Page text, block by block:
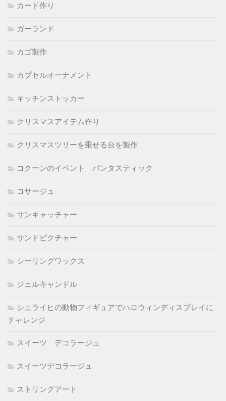
カード作り
ガーランド
カゴ製作
カプセルオーナメント
キッチンストッカー
クリスマスアイテム作り
クリスマスツリーを乗せる台を製作
コクーンのイベント パンタスティック
コサージュ
サンキャッチャー
サンドピクチャー
シーリングワックス
ジェルキャンドル
シュライヒの動物フィギュアでハロウィンディスプレイに
チャレンジ
スイーツ デコラージュ
スイーツデコラージュ
ストリングアート